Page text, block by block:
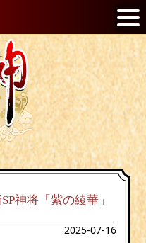
神将「紫の綾華」
2025-07-16